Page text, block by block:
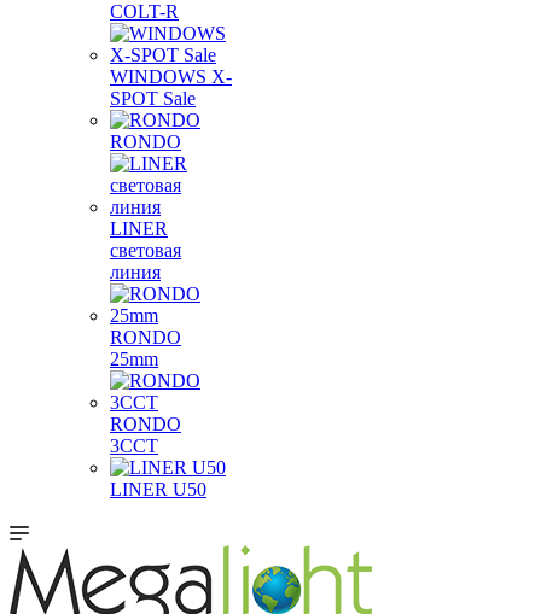
COLT-R
WINDOWS X-
SPOT Sale
RONDO
LINER
световая
линия
RONDO
25mm
RONDO
3CCT
LINER U50